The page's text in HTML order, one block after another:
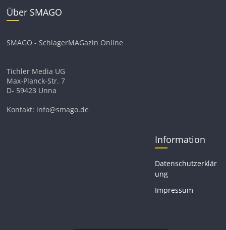
Über SMAGO
SMAGO - SchlagerMAGazin Online
Tichler Media UG
Max-Planck-Str. 7
D- 59423 Unna
Kontakt: info@smago.de
Information
Datenschutzerklär
ung
Impressum